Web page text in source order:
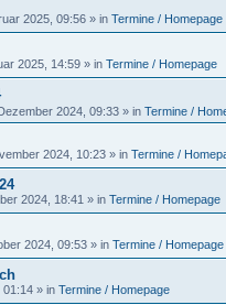
2025, 09:56 » in Termine / Homepage
2025, 14:59 » in Termine / Homepage
2024, 09:33 » in Termine /
2024, 10:23 » in Termine /
2024, 18:41 » in Termine / Homepage
2024, 09:53 » in Termine / Homepage
01:14 » in Termine / Homepage